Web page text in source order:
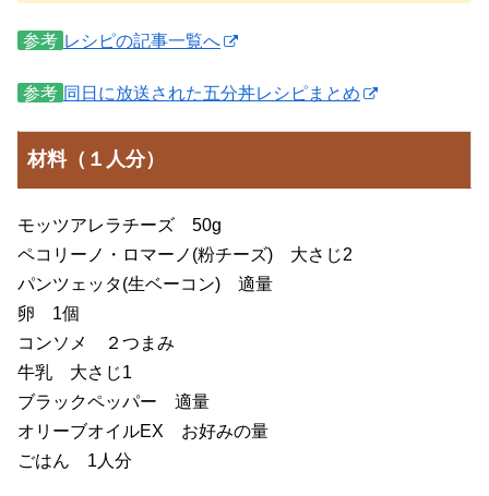
参考 レシピの記事一覧へ
参考 同日に放送された五分丼レシピまとめ
材料（１人分）
モッツアレラチーズ 50g
ペコリーノ・ロマーノ(粉チーズ) 大さじ2
パンツェッタ(生ベーコン) 適量
卵 1個
コンソメ ２つまみ
牛乳 大さじ1
ブラックペッパー 適量
オリーブオイルEX お好みの量
ごはん 1人分